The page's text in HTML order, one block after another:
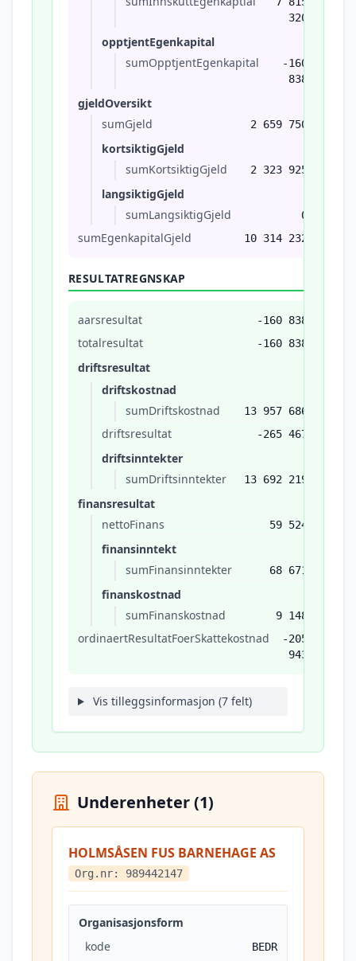
320
opptjentEgenkapital
sumOpptjentEgenkapital
-160
838
gjeldOversikt
sumGjeld
2 659 750
kortsiktigGjeld
sumKortsiktigGjeld
2 323 925
langsiktigGjeld
sumLangsiktigGjeld
0
sumEgenkapitalGjeld 10 314 232
RESULTATREGNSKAP
aarsresultat -160 838
totalresultat -160 838
driftsresultat
driftskostnad
sumDriftskostnad
13 957 686
driftsresultat -265 467
driftsinntekter
sumDriftsinntekter
13 692 219
finansresultat
nettoFinans
59 524
finansinntekt
sumFinansinntekter
68 671
finanskostnad
sumFinanskostnad
9 148
ordinaertResultatFoerSkattekostnad
-205
943
Vis tilleggsinformasjon (7 felt)
Underenheter (1)
HOLMSÅSEN FUS BARNEHAGE AS
Org.nr: 989442147
Organisasjonsform
kode
BEDR